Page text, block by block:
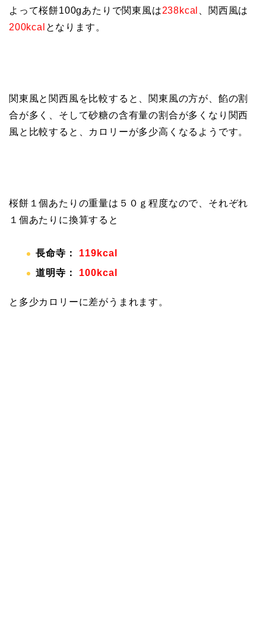
よって桜餅100gあたりで関東風は238kcal
、関西風は
200kcal となります。
関東風と関西風を比較すると、関東風の方が、餡の割
合が多く、そして砂糖の含有量の割合が多くなり関西
風と比較すると、カロリーが多少高くなるようです。
桜餅１個あたりの重量は５０ｇ程度なので、それぞれ
１個あたりに換算すると
長命寺：
119kcal
道明寺：
100kcal
と多少カロリーに差がうまれます。